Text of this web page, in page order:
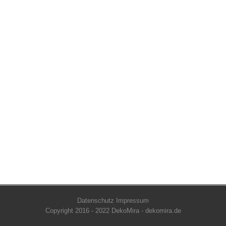
Datenschutz
Impressum
Copyright 2016 - 2022 DekoMira - dekomira.de